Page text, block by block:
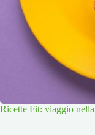
Ricette Fit: viaggio